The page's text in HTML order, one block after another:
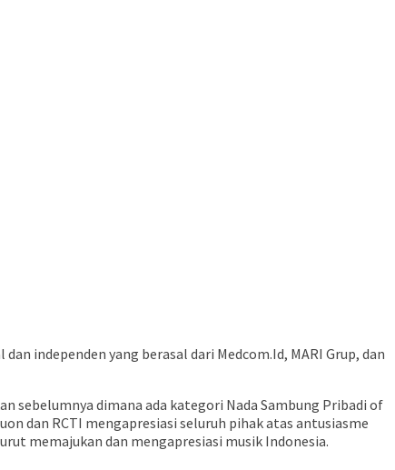
independen yang berasal dari Medcom.Id, MARI Grup, dan
sebelumnya dimana ada kategori Nada Sambung Pribadi of
dan RCTI mengapresiasi seluruh pihak atas antusiasme
memajukan dan mengapresiasi musik Indonesia.